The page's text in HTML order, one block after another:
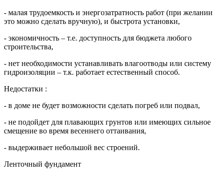
- малая трудоемкость и энергозатратность работ (при желании
это можно сделать вручную), и быстрота установки,
- экономичность – т.е. доступность для бюджета любого
строительства,
- нет необходимости устанавливать влагоотводы или систему
гидроизоляции – т.к. работает естественный способ.
Недостатки :
- в доме не будет возможности сделать погреб или подвал,
- не подойдет для плавающих грунтов или имеющих сильное
смещение во время весеннего оттаивания,
- выдерживает небольшой вес строений.
Ленточный фундамент